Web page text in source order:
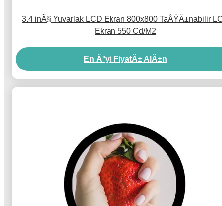
3.4 inÃ§ Yuvarlak LCD Ekran 800x800 TaÅŸÄ±nabilir
Ekran 550 Cd/M2
En Ä°yi FiyatÄ± AlÄ±n